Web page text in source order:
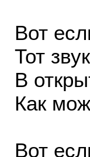
Вот
Тот
В
Как
Вот